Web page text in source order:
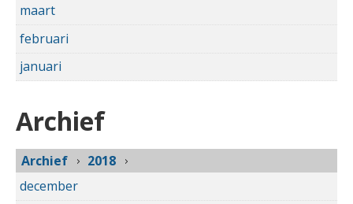
maart
februari
januari
Archief
Archief
2018
december